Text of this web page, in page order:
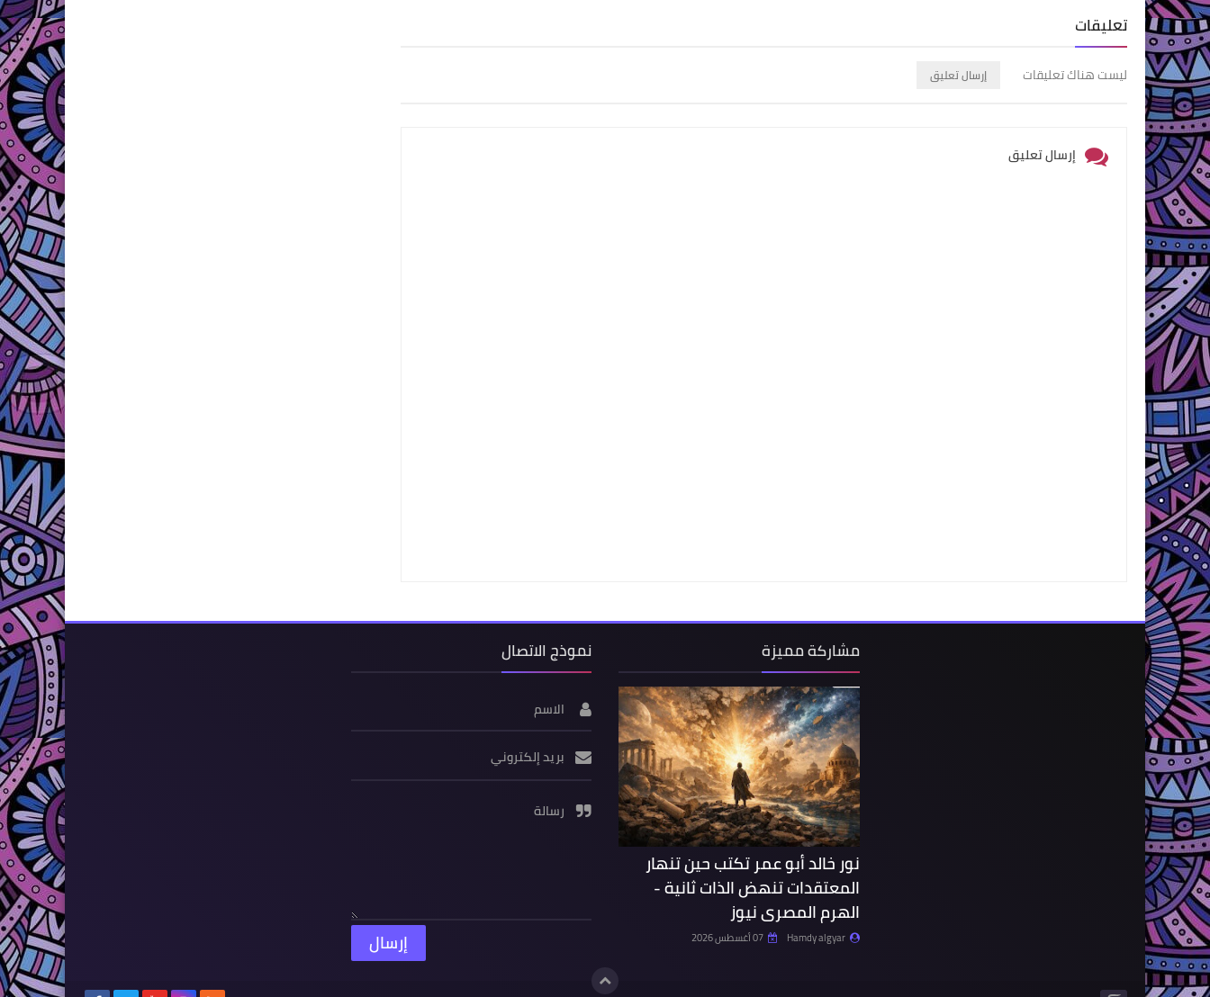
تعليقات
ليست هناك تعليقات إرسال تعليق
إرسال تعليق
مشاركة مميزة
نور خالد أبو عمر تكتب حين تنهار
المعتقدات تنهض الذات ثانية -
الهرم المصرى نيوز
Hamdy algyar 07 أغسطس 2026
نموذج الاتصال
الاسم
بريد إلكتروني
رسالة